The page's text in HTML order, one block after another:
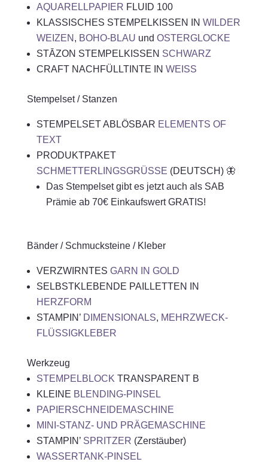
AQUARELLPAPIER FLUID 100
KLASSISCHES STEMPELKISSEN IN WILDER
WEIZEN , BOHO-BLAU und OSTERGLOCKE
STĀZON STEMPELKISSEN SCHWARZ
CRAFT NACHFÜLLTINTE IN WEISS
Stempelset / Stanzen
STEMPELSET ABLÖSBAR ELEMENTS OF
TEXT
PRODUKTPAKET
SCHMETTERLINGSGRÜSSE (DEUTSCH) 🦋
Das Stempelset gibt es jetzt auch als SAB
Prämie ab 70€ Einkaufswert GRATIS!
Bänder / Schmucksteine / Kleber
VERZWIRNTES GARN IN GOLD
SELBSTKLEBENDE PAILLETTEN IN
HERZFORM
STAMPIN’ DIMENSIONALS, MEHRZWECK-
FLÜSSIGKLEBER
Werkzeug
STEMPELBLOCK TRANSPARENT B
KLEINE BLENDING-PINSEL
PAPIERSCHNEIDEMASCHINE
MINI-STANZ- UND PRÄGEMASCHINE
STAMPIN’ SPRITZER (Zerstäuber)
WASSERTANK-PINSEL